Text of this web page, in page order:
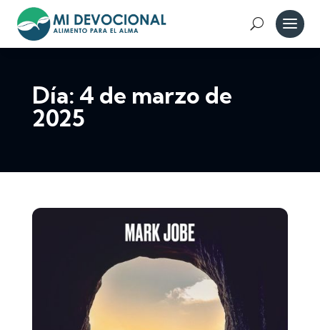
Día: 4 de marzo de
2025